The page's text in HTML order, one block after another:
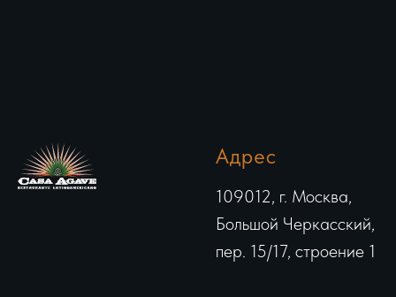
Адрес
109012, г. Москва,
Большой Черкасский,
пер. 15/17, строение 1